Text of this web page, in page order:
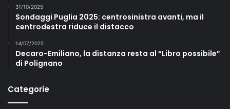
31/10/2025
Sondaggi Puglia 2025: centrosinistra avanti, ma il
centrodestra riduce il distacco
14/07/2025
Decaro-Emiliano, la distanza resta al “Libro possibile”
di Polignano
Categorie